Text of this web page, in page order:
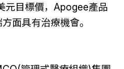
元目標價，Apogee產品
面具有治療機會。